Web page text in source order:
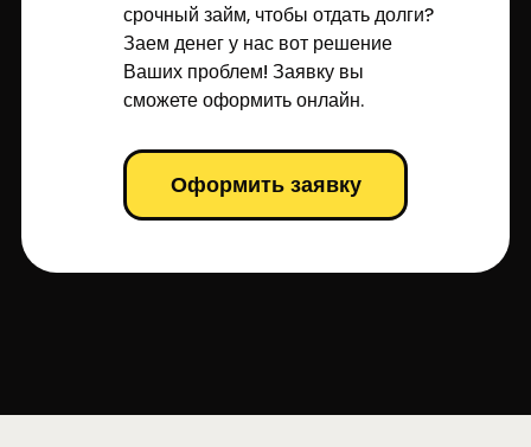
срочный займ, чтобы отдать долги?
Заем денег у нас вот решение
Ваших проблем! Заявку вы
сможете оформить онлайн.
Оформить заявку